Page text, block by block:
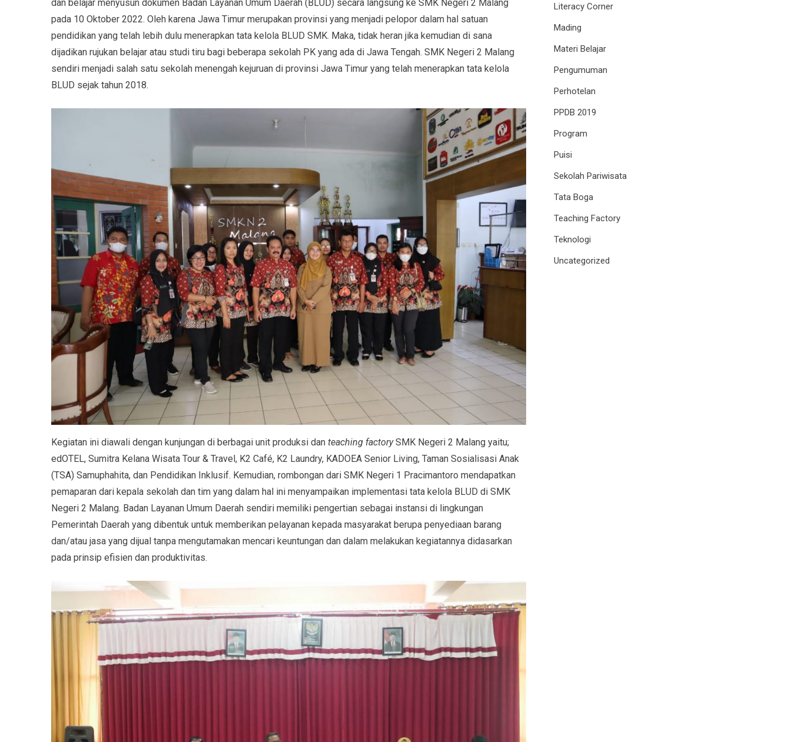
dan belajar menyusun dokumen Badan Layanan Umum Daerah (BLUD) secara langsung ke SMK Negeri 2 Malang
pada 10 Oktober 2022. Oleh karena Jawa Timur merupakan provinsi yang menjadi pelopor dalam hal satuan
pendidikan yang telah lebih dulu menerapkan tata kelola BLUD SMK. Maka, tidak heran jika kemudian di sana
dijadikan rujukan belajar atau studi tiru bagi beberapa sekolah PK yang ada di Jawa Tengah. SMK Negeri 2 Malang
sendiri menjadi salah satu sekolah menengah kejuruan di provinsi Jawa Timur yang telah menerapkan tata kelola
BLUD sejak tahun 2018.
Kegiatan ini diawali dengan kunjungan di berbagai unit produksi dan teaching factorySMK Negeri 2 Malang yaitu;
edOTEL, Sumitra Kelana Wisata Tour & Travel, K2 Café, K2 Laundry, KADOEA Senior Living, Taman Sosialisasi Anak
(TSA) Samuphahita, dan Pendidikan Inklusif. Kemudian, rombongan dari SMK Negeri 1 Pracimantoro mendapatkan
pemaparan dari kepala sekolah dan tim yang dalam hal ini menyampaikan implementasi tata kelola BLUD di SMK
Negeri 2 Malang. Badan Layanan Umum Daerah sendiri memiliki pengertian sebagai instansi di lingkungan
Pemerintah Daerah yang dibentuk untuk memberikan pelayanan kepada masyarakat berupa penyediaan barang
dan/atau jasa yang dijual tanpa mengutamakan mencari keuntungan dan dalam melakukan kegiatannya didasarkan
pada prinsip efisien dan produktivitas.
Literacy Corner
Mading
Materi Belajar
Pengumuman
Perhotelan
PPDB 2019
Program
Puisi
Sekolah Pariwisata
Tata Boga
Teaching Factory
Teknologi
Uncategorized